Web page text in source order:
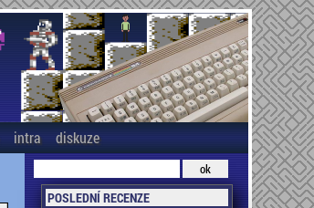
intra diskuze
POSLEDNÍ RECENZE